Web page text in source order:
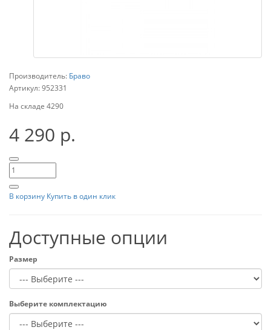
Производитель: Браво
Артикул:952331
На складе 4290
4 290 р.
В корзину Купить в один клик
Доступные опции
Размер
Выберите комплектацию